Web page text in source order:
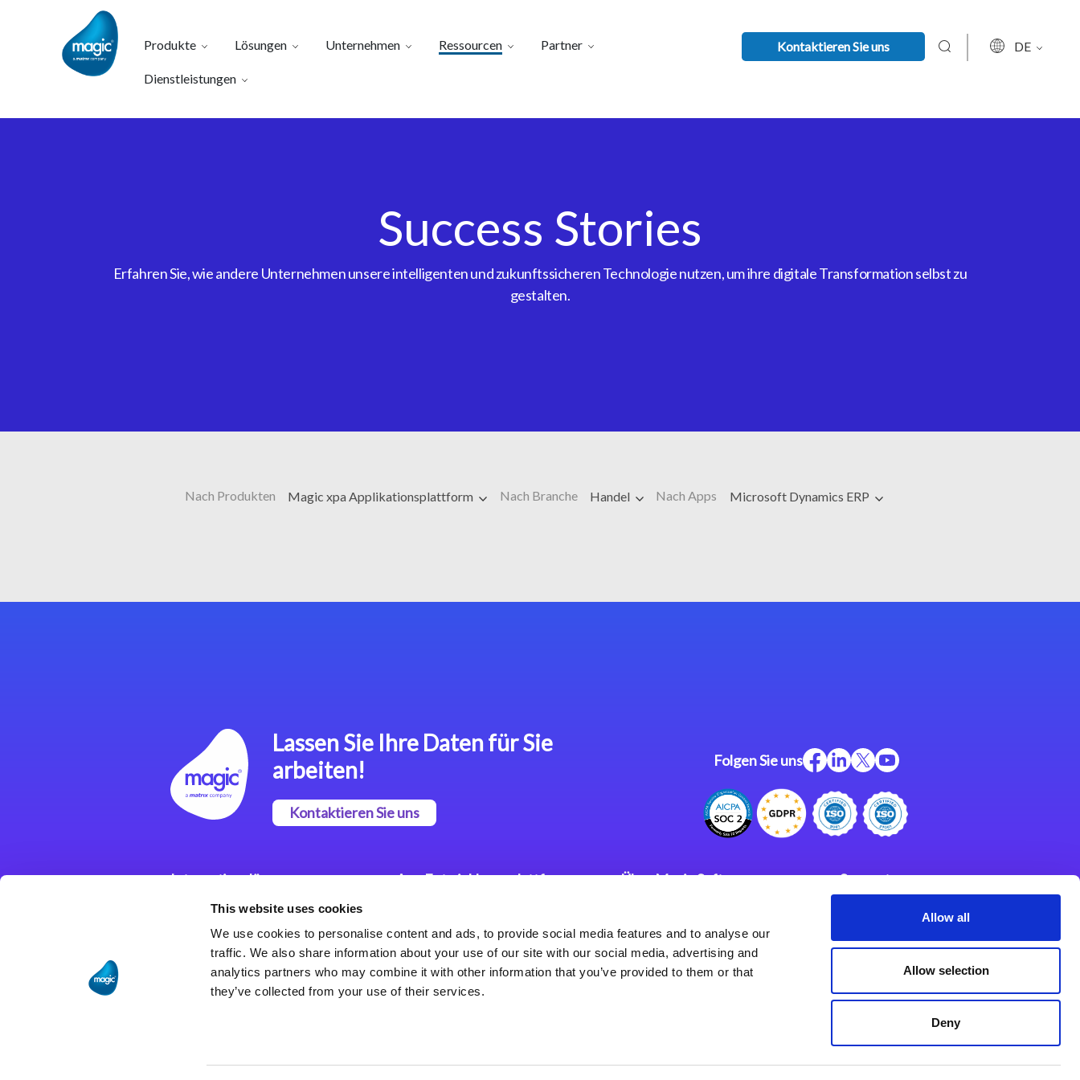
This website uses cookies
We use cookies to personalise content and ads, to provide social media features and to analyse our
traffic. We also share information about your use of our site with our social media, advertising and
analytics partners who may combine it with other information that you’ve provided to them or that
they’ve collected from your use of their services.
Allow all
Allow selection
Deny
Produkte Lösungen Unternehmen Ressourcen Partner
Dienstleistungen
Kontaktieren Sie uns DE
Success Stories
Erfahren Sie, wie andere Unternehmen unsere intelligenten und zukunftssicheren Technologie nutzen, um ihre digitale Transformation selbst zu
gestalten.
Nach Produkten Magic xpa Applikationsplattform Nach Branche Handel Nach Apps Microsoft Dynamics ERP
Lassen Sie Ihre Daten für Sie
arbeiten!
Kontaktieren Sie uns
Folgen Sie uns
Integrationslösungen
Magic xpi
Integrationsplattform
App Entwicklungsplattform
Plattform
Magic xpa Web Application
Framework
Über Magic Software
Karriere
Datenschutzerklärung
Weltweite Niederlassungen
Support
Impressum